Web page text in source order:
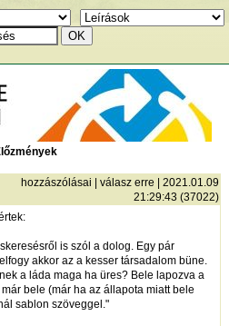
hozzászólásai válasz erre | 2021.01.09
21:29:43 (37022)
is szól a dolog. Egy pár
akkor az a kesser társadalom büne.
a láda maga ha üres? Bele lapozva a
bele (már ha az állapota miatt bele
sablon szöveggel."